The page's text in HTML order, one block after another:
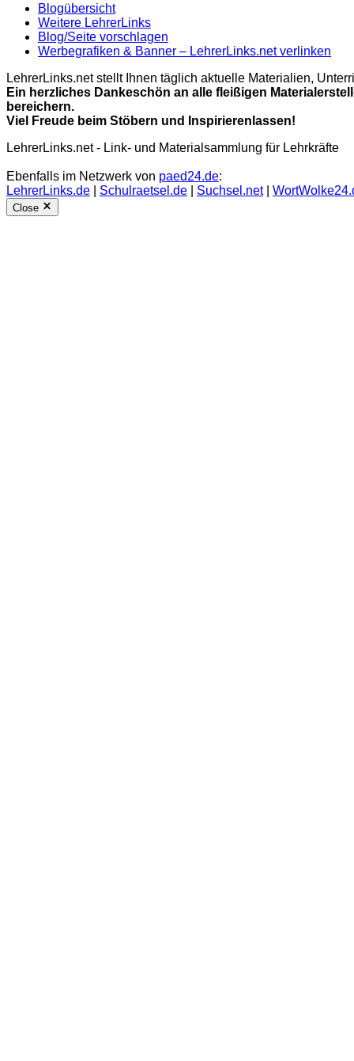
Blogübersicht
Weitere LehrerLinks
Blog/Seite vorschlagen
Werbegrafiken & Banner – LehrerLinks.net verlinken
LehrerLinks.net stellt Ihnen täglich aktuelle Materialien,
Ein herzliches Dankeschön an alle fleißigen
bereichern.
Viel Freude beim Stöbern und Inspirierenlassen!
LehrerLinks.net - Link- und Materialsammlung für Lehrkräfte
Ebenfalls im Netzwerk von paed24.de:
LehrerLinks.de
Schulraetsel.de Suchsel.net|
Close